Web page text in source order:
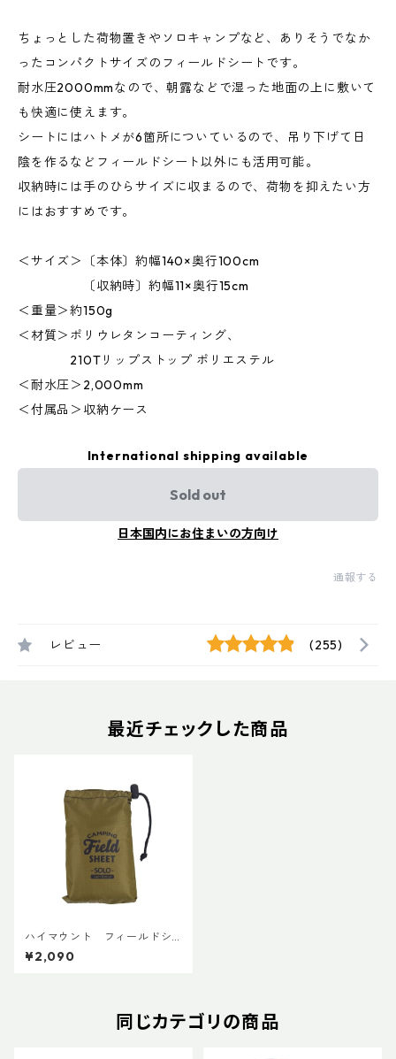
ちょっとした荷物置きやソロキャンプなど、ありそうでなか
ったコンパクトサイズのフィールドシートです。
耐水圧2000mmなので、朝露などで湿った地面の上に敷いて
も快適に使えます。
シートにはハトメが6箇所についているので、吊り下げて日
陰を作るなどフィールドシート以外にも活用可能。
収納時には手のひらサイズに収まるので、荷物を抑えたい方
にはおすすめです。
＜サイズ＞〔本体〕約幅140×奥行100cm
〔収納時〕約幅11×奥行15cm
＜重量＞約150g
＜材質＞ポリウレタンコーティング、
210Tリップストップ ポリエステル
＜耐水圧＞2,000mm
​＜付属品＞収納ケース
International shipping available
Sold out
日本国内にお住まいの方向け
通報する
レビュー (255)
最近チェックした商品
ハイマウント フィールドシ
ートソロ コヨーテ
¥2,090
同じカテゴリの商品